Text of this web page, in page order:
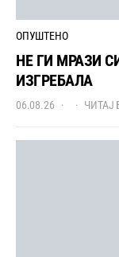
ОПУШТЕНО
НЕ ГИ МРАЗИ
ИЗГРЕБАЛА
06.08.26 ЧИТАЈ